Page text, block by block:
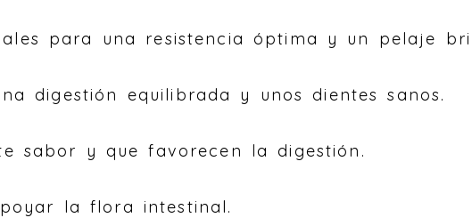
para una resistencia óptima y un pelaje
digestión equilibrada y unos dientes sanos.
sabor y que favorecen la digestión.
la flora intestinal.